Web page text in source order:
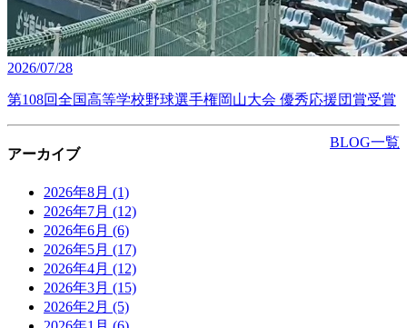
2026/07/28
第108回全国高等学校野球選手権岡山大会 優秀応援団賞受賞
BLOG一覧
アーカイブ
2026年8月 (1)
2026年7月 (12)
2026年6月 (6)
2026年5月 (17)
2026年4月 (12)
2026年3月 (15)
2026年2月 (5)